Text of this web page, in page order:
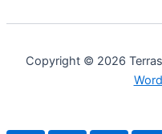
Copyright © 2026